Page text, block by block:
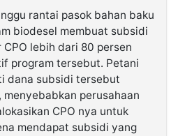
rantai pasok bahan baku
biodesel membuat subsidi
lebih dari 80 persen
program tersebut. Petani
dana subsidi tersebut
menyebabkan perusahaan
CPO nya untuk
mendapat subsidi yang